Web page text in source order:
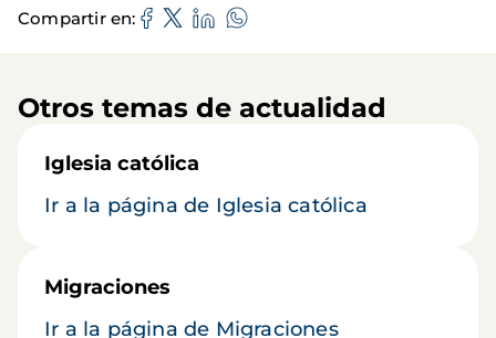
Compartir en
Otros temas de actualidad
Iglesia católica
Ir a la página de Iglesia católica
Migraciones
Ir a la página de Migraciones